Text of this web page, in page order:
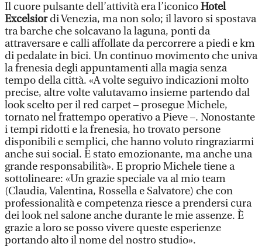
Il cuore pulsante dell’attività era l’iconicoHotel
Excelsiordi Venezia, ma non solo; il lavoro si spostava
tra barche che solcavano la laguna, ponti da
attraversare e calli affollate da percorrere a piedi e km
di pedalate in bici. Un continuo movimento che univa
la frenesia degli appuntamenti alla magia senza
tempo della città. «A volte seguivo indicazioni molto
precise, altre volte valutavamo insieme partendo dal
look scelto per il red carpet – prosegue Michele,
tornato nel frattempo operativo a Pieve –. Nonostante
i tempi ridotti e la frenesia, ho trovato persone
disponibili e semplici, che hanno voluto ringraziarmi
anche sui social. È stato emozionante, ma anche una
grande responsabilità». E proprio Michele tiene a
sottolineare: «Un grazie speciale va al mio team
(Claudia, Valentina, Rossella e Salvatore) che con
professionalità e competenza riesce a prendersi cura
dei look nel salone anche durante le mie assenze. È
grazie a loro se posso vivere queste esperienze
portando alto il nome del nostro studio».